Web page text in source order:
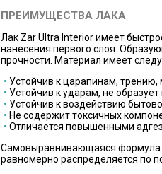
ПРЕИМУЩЕСТВА ЛАКА
Лак Zar Ultra Interior имеет
нанесения первого слоя.
прочности. Материал имеет
Устойчив к царапинам, трению,
Устойчив к ударам, не
Устойчив к воздействию
Не содержит токсичных
Отличается повышенными
Самовыравнивающаяся формула
равномерно распределяется по